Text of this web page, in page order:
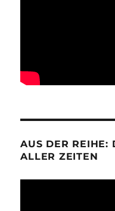
AUS DER REIHE:
ALLER ZEITEN